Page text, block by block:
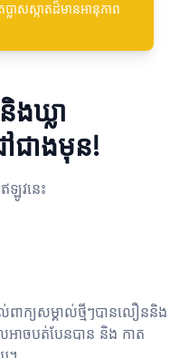
លាសស្កាតដ៏មានអានុភាព
ងឃ្លា
ជាងមុន!
ឡូវនេះ
ាក្យសម្គាល់ថ្មីៗបានលឿននិង
អាចបត់បែនបាន និង កាត